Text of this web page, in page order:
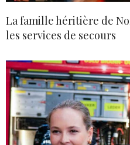
La famille héritière de
les services de secours